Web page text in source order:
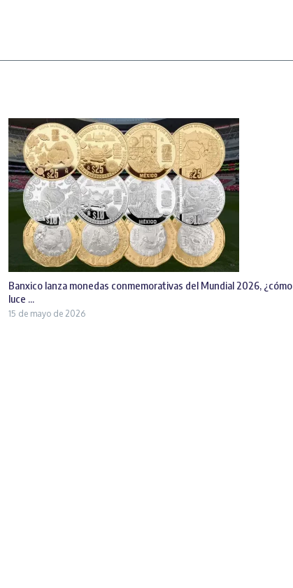
Banxico lanza monedas conmemorativas del Mundial 2026, ¿cómo
luce ...
15 de mayo de 2026